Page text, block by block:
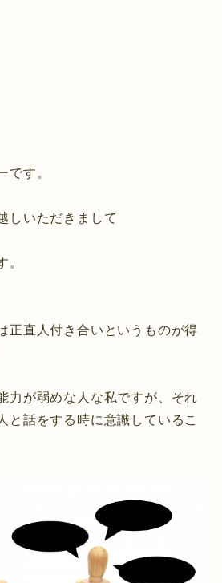
です。
しいただきまして
。
正直人付き合いというものが得
力が弱めな人な私ですが、それ
と話をする時に意識しているこ